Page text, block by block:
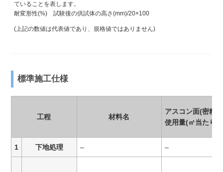
ていることを表します。
耐変形性(%) 試験後の供試体の高さ(mm)/20×100
(上記の数値は代表値であり、規格値ではありません)
標準施工仕様
工程 材料名
アスコン面(密粒)
使用量(㎡当たり)
1 下地処理 – –